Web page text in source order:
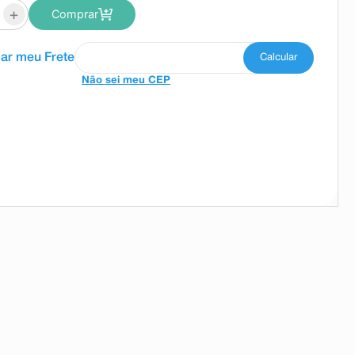
+ Comprar
Não sei meu CEP